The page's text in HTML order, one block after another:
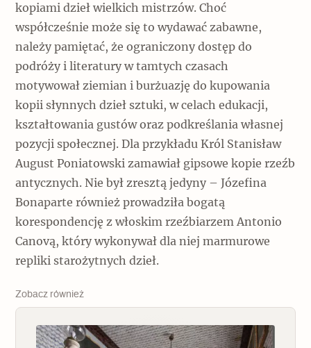
kopiami dzieł wielkich mistrzów. Choć
współcześnie może się to wydawać zabawne,
należy pamiętać, że ograniczony dostęp do
podróży i literatury w tamtych czasach
motywował ziemian i burżuazję do kupowania
kopii słynnych dzieł sztuki, w celach edukacji,
kształtowania gustów oraz podkreślania własnej
pozycji społecznej. Dla przykładu Król Stanisław
August Poniatowski zamawiał gipsowe kopie rzeźb
antycznych. Nie był zresztą jedyny – Józefina
Bonaparte również prowadziła bogatą
korespondencję z włoskim rzeźbiarzem Antonio
Canovą, który wykonywał dla niej marmurowe
repliki starożytnych dzieł.
Zobacz również